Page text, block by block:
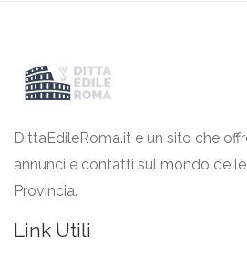
DittaEdileRoma.it è un sito che
annunci e contatti sul mondo
Provincia.
Link Utili